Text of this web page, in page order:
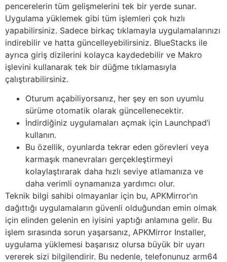
pencerelerin tüm gelişmelerini tek bir yerde sunar.
Uygulama yüklemek gibi tüm işlemleri çok hızlı
yapabilirsiniz. Sadece birkaç tıklamayla uygulamalarınızı
indirebilir ve hatta güncelleyebilirsiniz. BlueStacks ile
ayrıca giriş dizilerini kolayca kaydedebilir ve Makro
işlevini kullanarak tek bir düğme tıklamasıyla
çalıştırabilirsiniz.
Oturum açabiliyorsanız, her şey en son uyumlu
sürüme otomatik olarak güncellenecektir.
İndirdiğiniz uygulamaları açmak için Launchpad’i
kullanın.
Bu özellik, oyunlarda tekrar eden görevleri veya
karmaşık manevraları gerçekleştirmeyi
kolaylaştırarak daha hızlı seviye atlamanıza ve
daha verimli oynamanıza yardımcı olur.
Teknik bilgi sahibi olmayanlar için bu, APKMirror’ın
dağıttığı uygulamaların güvenli olduğundan emin olmak
için elinden gelenin en iyisini yaptığı anlamına gelir. Bu
işlem sırasında sorun yaşarsanız, APKMirror Installer,
uygulama yüklemesi başarısız olursa büyük bir uyarı
vererek sizi bilgilendirir. Bu nedenle, telefonunuz arm64